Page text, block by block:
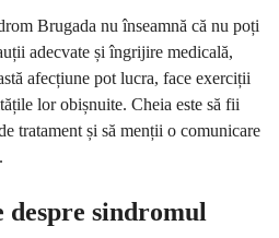
Brugada nu înseamnă că nu poți
adecvate și îngrijire medicală,
afecțiune pot lucra, face exerciții
lor obișnuite. Cheia este să fii
tratament și să menții o comunicare
sindromul